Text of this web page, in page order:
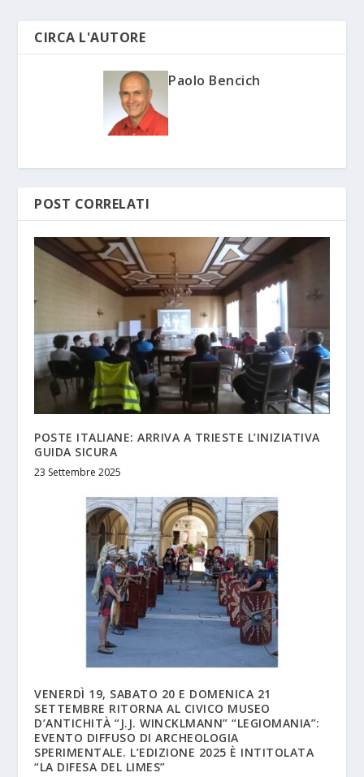
CIRCA L'AUTORE
Paolo Bencich
POST CORRELATI
POSTE ITALIANE: ARRIVA A TRIESTE L’INIZIATIVA
GUIDA SICURA
23 Settembre 2025
VENERDÌ 19, SABATO 20 E DOMENICA 21
SETTEMBRE RITORNA AL CIVICO MUSEO
D’ANTICHITÀ “J.J. WINCKLMANN” “LEGIOMANIA”:
EVENTO DIFFUSO DI ARCHEOLOGIA
SPERIMENTALE. L’EDIZIONE 2025 È INTITOLATA
“LA DIFESA DEL LIMES”